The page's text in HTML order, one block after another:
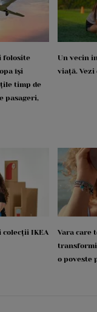
folosite
își
timp de
pasageri,
Un vecin
viață. Vezi
IKEA
Vara care
o poveste